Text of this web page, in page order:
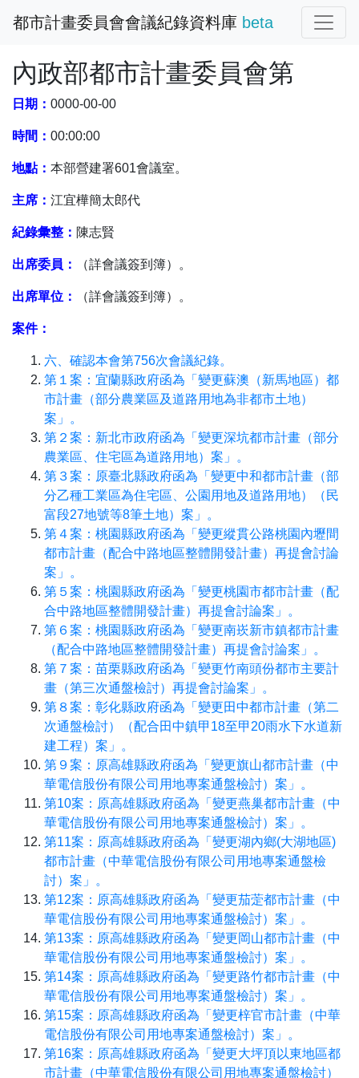
都市計畫委員會會議紀錄資料庫 beta
內政部都市計畫委員會第
日期： 0000-00-00
時間： 00:00:00
地點： 本部營建署601會議室。
主席： 江宜樺簡太郎代
紀錄彙整： 陳志賢
出席委員： （詳會議簽到簿）。
出席單位： （詳會議簽到簿）。
案件：
六、確認本會第756次會議紀錄。
第１案：宜蘭縣政府函為「變更蘇澳（新馬地區）都
市計畫（部分農業區及道路用地為非都市土地）
案」。
第２案：新北市政府函為「變更深坑都市計畫（部分
農業區、住宅區為道路用地）案」。
第３案：原臺北縣政府函為「變更中和都市計畫（部
分乙種工業區為住宅區、公園用地及道路用地）（民
富段27地號等8筆土地）案」。
第４案：桃園縣政府函為「變更縱貫公路桃園內壢間
都市計畫（配合中路地區整體開發計畫）再提會討論
案」。
第５案：桃園縣政府函為「變更桃園市都市計畫（配
合中路地區整體開發計畫）再提會討論案」。
第６案：桃園縣政府函為「變更南崁新市鎮都市計畫
（配合中路地區整體開發計畫）再提會討論案」。
第７案：苗栗縣政府函為「變更竹南頭份都市主要計
畫（第三次通盤檢討）再提會討論案」。
第８案：彰化縣政府函為「變更田中都市計畫（第二
次通盤檢討）（配合田中鎮甲18至甲20雨水下水道新
建工程）案」。
第９案：原高雄縣政府函為「變更旗山都市計畫（中
華電信股份有限公司用地專案通盤檢討）案」。
第10案：原高雄縣政府函為「變更燕巢都市計畫（中
華電信股份有限公司用地專案通盤檢討）案」。
第11案：原高雄縣政府函為「變更湖內鄉(大湖地區)
都市計畫（中華電信股份有限公司用地專案通盤檢
討）案」。
第12案：原高雄縣政府函為「變更茄萣都市計畫（中
華電信股份有限公司用地專案通盤檢討）案」。
第13案：原高雄縣政府函為「變更岡山都市計畫（中
華電信股份有限公司用地專案通盤檢討）案」。
第14案：原高雄縣政府函為「變更路竹都市計畫（中
華電信股份有限公司用地專案通盤檢討）案」。
第15案：原高雄縣政府函為「變更梓官市計畫（中華
電信股份有限公司用地專案通盤檢討）案」。
第16案：原高雄縣政府函為「變更大坪頂以東地區都
市計畫（中華電信股份有限公司用地專案通盤檢討）